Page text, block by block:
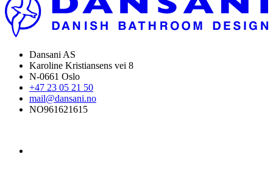
Dansani AS
Karoline Kristiansens vei 8
N-0661 Oslo
+47 23 05 21 50
mail@dansani.no
NO961621615